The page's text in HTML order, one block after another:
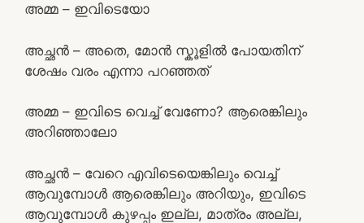
അമ്മ – ഇവിടെയോ
അച്ഛൻ – അതെ, മോൻ സ്കൂളിൽ പോയതിന്
ശേഷം വരം എന്നാ പറഞ്ഞത്
അമ്മ – ഇവിടെ വെച്ച് വേണോ? ആരെങ്കിലും
അറിഞ്ഞാലോ
അച്ഛൻ – വേറെ എവിടെയെങ്കിലും വെച്ച്
ആവുമ്പോൾ ആരെങ്കിലും അറിയും, ഇവിടെ
ആവുമ്പോൾ കുഴപ്പം ഇല്ല, മാത്രം അല്ല,